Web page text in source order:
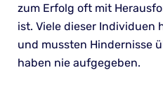
zum Erfolg oft mit
ist. Viele dieser Individuen
und mussten Hindernisse
haben nie aufgegeben.